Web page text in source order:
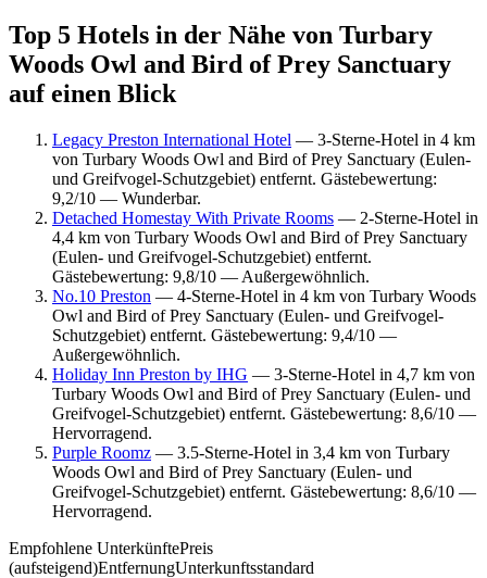
Top 5 Hotels in der Nähe von Turbary
Woods Owl and Bird of Prey Sanctuary
auf einen Blick
Legacy Preston International Hotel — 3-Sterne-Hotel in 4 km
von Turbary Woods Owl and Bird of Prey Sanctuary (Eulen-
und Greifvogel-Schutzgebiet) entfernt. Gästebewertung:
9,2/10 — Wunderbar.
Detached Homestay With Private Rooms — 2-Sterne-Hotel in
4,4 km von Turbary Woods Owl and Bird of Prey Sanctuary
(Eulen- und Greifvogel-Schutzgebiet) entfernt.
Gästebewertung: 9,8/10 — Außergewöhnlich.
No.10 Preston — 4-Sterne-Hotel in 4 km von Turbary Woods
Owl and Bird of Prey Sanctuary (Eulen- und Greifvogel-
Schutzgebiet) entfernt. Gästebewertung: 9,4/10 —
Außergewöhnlich.
Holiday Inn Preston by IHG — 3-Sterne-Hotel in 4,7 km von
Turbary Woods Owl and Bird of Prey Sanctuary (Eulen- und
Greifvogel-Schutzgebiet) entfernt. Gästebewertung: 8,6/10 —
Hervorragend.
Purple Roomz — 3.5-Sterne-Hotel in 3,4 km von Turbary
Woods Owl and Bird of Prey Sanctuary (Eulen- und
Greifvogel-Schutzgebiet) entfernt. Gästebewertung: 8,6/10 —
Hervorragend.
Empfohlene UnterkünftePreis
(aufsteigend)EntfernungUnterkunftsstandard